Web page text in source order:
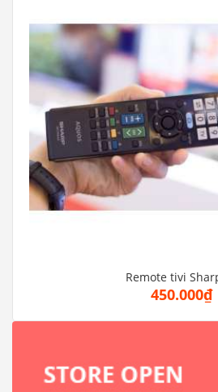
Remote tivi
450.000₫